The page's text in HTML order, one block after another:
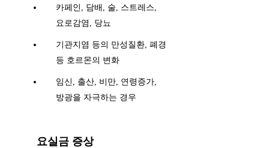
카페인, 담배, 술, 스트레스,
요로감염, 당뇨
기관지염 등의 만성질환, 폐경
등 호르몬의 변화
임신, 출산, 비만, 연령증가,
방광을 자극하는 경우
요실금 증상